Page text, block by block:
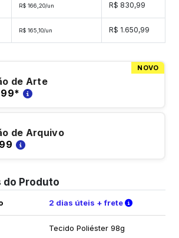
R$ 166,20/un R$ 830,99
R$ 165,10/un R$ 1.650,99
NOVO
de Arte
*
de Arquivo
do Produto
2 dias úteis + frete Verifique
Tecido Poliéster 98g